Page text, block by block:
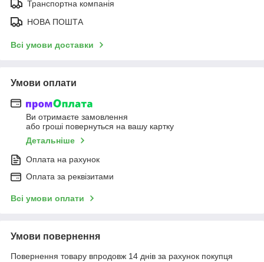
Транспортна компанія
НОВА ПОШТА
Всі умови доставки
Умови оплати
Ви отримаєте замовлення
або гроші повернуться на вашу картку
Детальніше
Оплата на рахунок
Оплата за реквізитами
Всі умови оплати
Умови повернення
Повернення товару впродовж 14 днів за рахунок покупця